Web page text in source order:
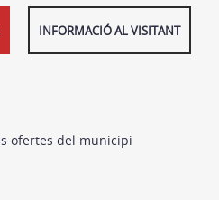
INFORMACIÓ AL VISITANT
ofertes del municipi